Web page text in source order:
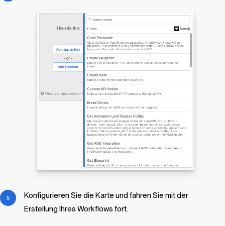
Konfigurieren Sie die Karte und fahren Sie mit der
Erstellung Ihres Workflows fort.